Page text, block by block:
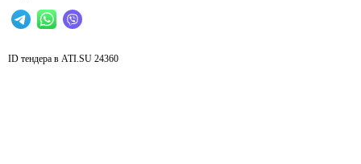
ID тендера в ATI.SU 24360